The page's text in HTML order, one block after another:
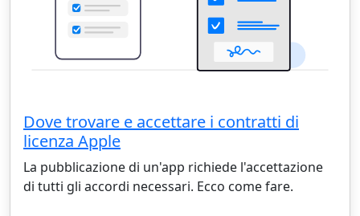
Dove trovare e accettare i contratti di
licenza Apple
La pubblicazione di un'app richiede l'accettazione
di tutti gli accordi necessari. Ecco come fare.